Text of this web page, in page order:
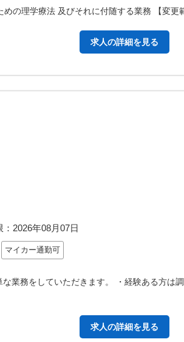
の理学療法 及びそれに付随する業務 【変更
求人の詳細を見る
2026年08月07日
マイカー通勤可
業務をしていただきます。 ・経験ある方は
求人の詳細を見る